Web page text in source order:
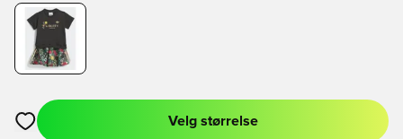
Åpner en Modal for å logge inn eller registrere deg som
Velg størrelse